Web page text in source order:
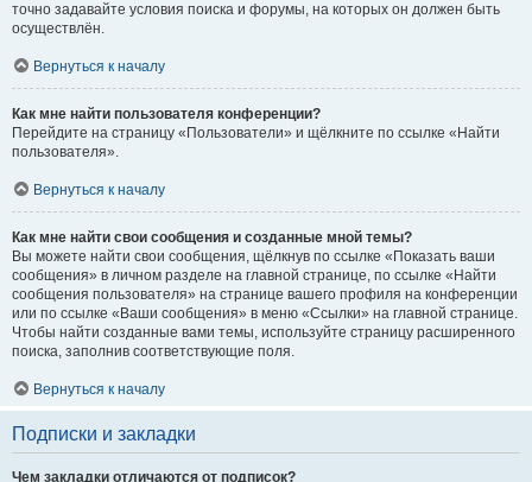
точно задавайте условия поиска и форумы, на которых он должен быть
осуществлён.
Вернуться к началу
Как мне найти пользователя конференции?
Перейдите на страницу «Пользователи» и щёлкните по ссылке «Найти
пользователя».
Вернуться к началу
Как мне найти свои сообщения и созданные мной темы?
Вы можете найти свои сообщения, щёлкнув по ссылке «Показать ваши
сообщения» в личном разделе на главной странице, по ссылке «Найти
сообщения пользователя» на странице вашего профиля на конференции
или по ссылке «Ваши сообщения» в меню «Ссылки» на главной странице.
Чтобы найти созданные вами темы, используйте страницу расширенного
поиска, заполнив соответствующие поля.
Вернуться к началу
Подписки и закладки
Чем закладки отличаются от подписок?